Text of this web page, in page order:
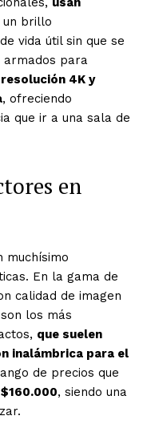
un brillo
vida útil sin que se
para
4K y
, ofreciendo
que ir a una sala de
en
muchísimo
En la gama de
calidad de imagen
los más
que suelen
inalámbrica para el
de precios que
, siendo una